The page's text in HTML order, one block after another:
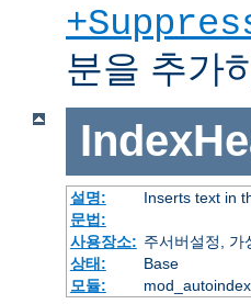
분을 추가
설명:
Inserts text in
문법:
사용장소: 주서버설정, 가
상태:
Base
모듈:
mod_autoindex